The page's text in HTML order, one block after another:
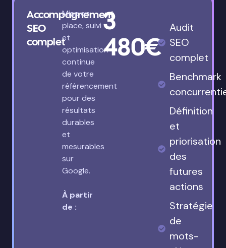
Accompagnement
SEO
complet
Mise en
place, suivi
et
optimisation
continue
de votre
référencement
pour des
résultats
durables
et
mesurables
sur
Google.
À partir
de :
3
480€
Audit
SEO
complet
Benchmark
Définition
et
priorisation
des
futures
actions
Stratégie
de
mots-